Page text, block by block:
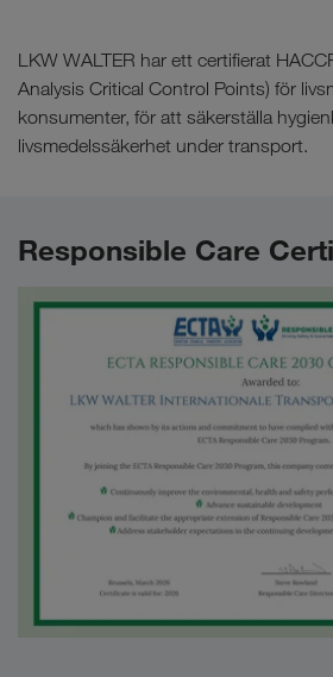
LKW WALTER har ett certifierat
Analysis Critical Control Points) för
konsumenter, för att säkerställa
livsmedelssäkerhet under transport.
Responsible Care